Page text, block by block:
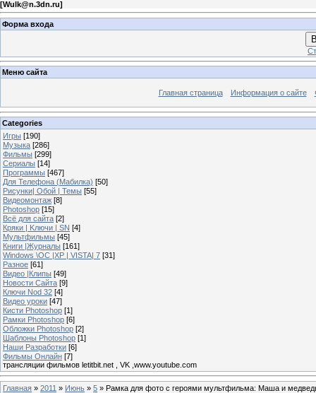
[Wulk@n.3dn.ru]
Форма входа
Меню сайта
Главная страница Информация о сайте
Categories
Игры [190]
Музыка [286]
Фильмы [299]
Сериалы [14]
Программы [467]
Для Телефона (Мабилка) [50]
Рисунки| Обой | Темы [55]
Видеомонтаж [8]
Photoshop [15]
Всё для сайта [2]
Кряки | Kлючи | SN [4]
Мультфильмы [45]
Книги |Журналы [161]
Windows \OC |XP | VISTA| 7 [31]
Разное [61]
Видео |Клипы [49]
Новости Сайта [9]
Ключи Nod 32 [4]
Видео уроки [47]
Кисти Photoshop [1]
Рамки Photoshop [6]
Обложки Photoshop [2]
Шаблоны Photoshop [1]
Наши Разработки [6]
Фильмы Онлайн [7]
трансляции фильмов letitbit.net , VK ,www.youtube.com
Главная » 2011 » Июнь » 5 » Рамка для фото с героями мультфильма: Маша и